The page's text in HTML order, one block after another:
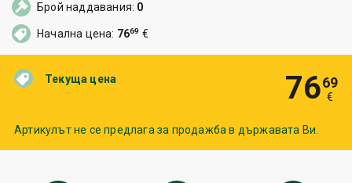
Текуща цена 7669
€
Артикулът не се предлага за продажба в държавата Ви.
Брой наддавания: 0
Начална цена: 7669 €